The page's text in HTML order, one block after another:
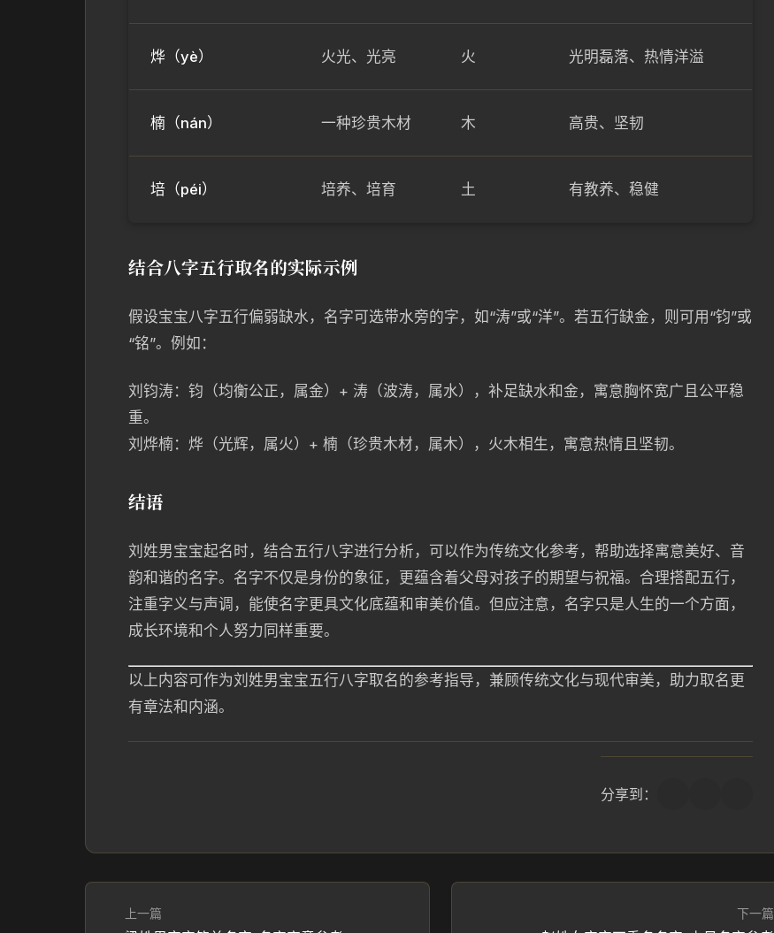
烨（yè） 火光、光亮 火 光明磊落、热情洋溢
楠（nán） 一种珍贵木材 木 高贵、坚韧
培（péi） 培养、培育 土 有教养、稳健
结合八字五行取名的实际示例
假设宝宝八字五行偏弱缺水，名字可选带水旁的字，如“涛”或“洋”。若五行缺金，则可用“钧”或
“铭”。例如：
刘钧涛：钧（均衡公正，属金）+ 涛（波涛，属水），补足缺水和金，寓意胸怀宽广且公平稳
重。
刘烨楠：烨（光辉，属火）+ 楠（珍贵木材，属木），火木相生，寓意热情且坚韧。
结语
刘姓男宝宝起名时，结合五行八字进行分析，可以作为传统文化参考，帮助选择寓意美好、音
韵和谐的名字。名字不仅是身份的象征，更蕴含着父母对孩子的期望与祝福。合理搭配五行，
注重字义与声调，能使名字更具文化底蕴和审美价值。但应注意，名字只是人生的一个方面，
成长环境和个人努力同样重要。
以上内容可作为刘姓男宝宝五行八字取名的参考指导，兼顾传统文化与现代审美，助力取名更
有章法和内涵。
分享到：
上一篇 下一篇